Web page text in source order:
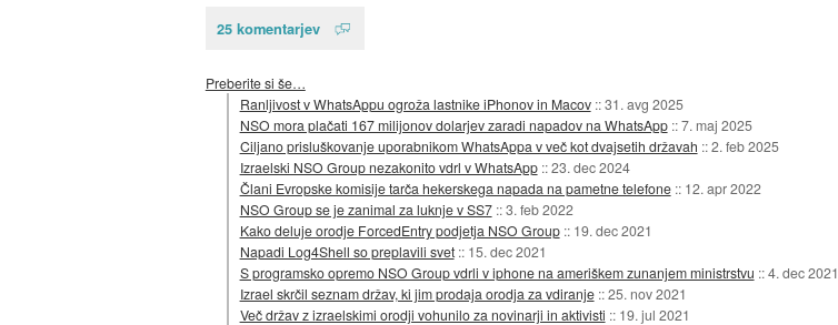
25 komentarjev
Preberite si še…
Ranljivost v WhatsAppu ogroža lastnike iPhonov in Macov ::31. avg 2025
NSO mora plačati 167 milijonov dolarjev zaradi napadov na WhatsApp ::7. maj 2025
Ciljano prisluškovanje uporabnikom WhatsAppa v več kot dvajsetih državah ::2. feb 2025
Izraelski NSO Group nezakonito vdrl v WhatsApp ::23. dec 2024
Člani Evropske komisije tarča hekerskega napada na pametne telefone :: 12. apr 2022
NSO Group se je zanimal za luknje v SS7 ::3. feb 2022
Kako deluje orodje ForcedEntry podjetja NSO Group :: 19. dec 2021
Napadi Log4Shell so preplavili svet :: 15. dec 2021
S programsko opremo NSO Group vdrli v iphone na ameriškem zunanjem ministrstvu ::4. dec 2021
Izrael skrčil seznam držav, ki jim prodaja orodja za vdiranje ::25. nov 2021
Več držav z izraelskimi orodji vohunilo za novinarji in aktivisti :: 19. jul 2021